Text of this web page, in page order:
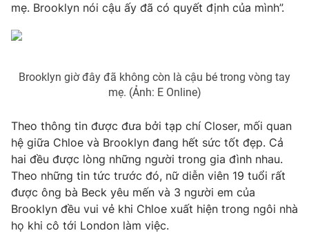
VTV Money VTV Thể thao
Tấm lòng Việt
VTV4 Vươn mình bằng AI
VTV9 VTV8
Liên hệ tòa soạn English
mẹ. Brooklyn nói cậu ấy đã có quyết định của mình”.
Brooklyn giờ đây đã không còn là cậu bé trong vòng tay
mẹ. (Ảnh: E Online)
Theo thông tin được đưa bởi tạp chí Closer, mối quan
hệ giữa Chloe và Brooklyn đang hết sức tốt đẹp. Cả
hai đều được lòng những người trong gia đình nhau.
Theo những tin tức trước đó, nữ diễn viên 19 tuổi rất
được ông bà Beck yêu mến và 3 người em của
Brooklyn đều vui vẻ khi Chloe xuất hiện trong ngôi nhà
họ khi cô tới London làm việc.